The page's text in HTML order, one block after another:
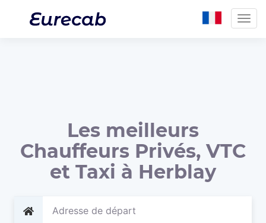
Les meilleurs
Chauffeurs Privés, VTC
et Taxi à Herblay